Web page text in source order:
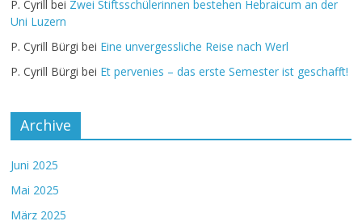
P. Cyrill bei Zwei Stiftsschülerinnen bestehen Hebraicum an der
Uni Luzern
P. Cyrill Bürgi bei Eine unvergessliche Reise nach Werl
P. Cyrill Bürgi bei Et pervenies – das erste Semester ist geschafft!
Archive
Juni 2025
Mai 2025
März 2025